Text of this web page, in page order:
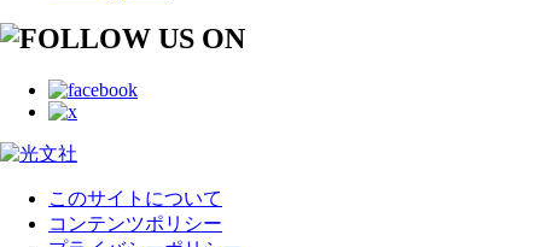
このサイトについて
コンテンツポリシー